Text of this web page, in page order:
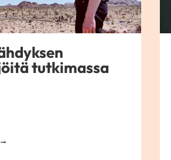
tutkimassa